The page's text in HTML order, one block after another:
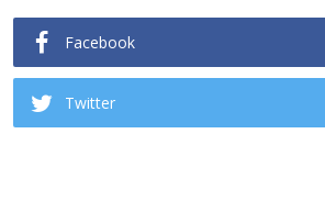
Facebook
Twitter